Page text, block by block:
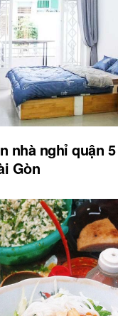
nhà nghỉ quận
Gòn